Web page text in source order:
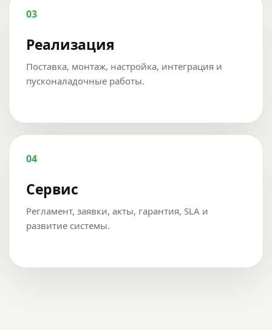
03
Реализация
Поставка, монтаж, настройка, интеграция и
пусконаладочные работы.
04
Сервис
Регламент, заявки, акты, гарантия, SLA и
развитие системы.